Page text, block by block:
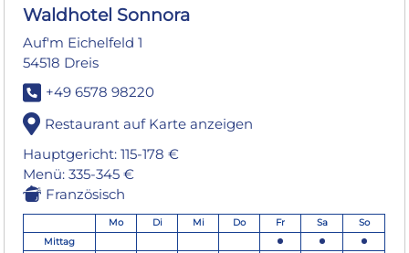
Waldhotel Sonnora
Auf'm Eichelfeld 1
54518 Dreis
+49 6578 98220
Restaurant auf Karte anzeigen
Hauptgericht: 115-178 €
Menü: 335-345 €
Französisch
Mo Di Mi Do Fr Sa
So
Mittag